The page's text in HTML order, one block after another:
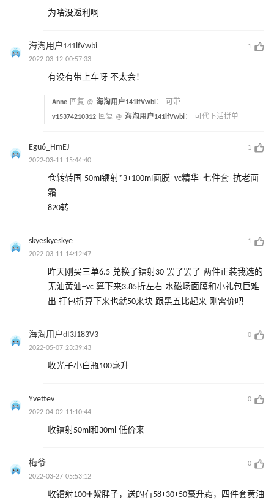
为啥没返利啊
海淘用户141lfVwbi
1
2022-03-12 00:57:33
有没有带上车呀 不太会！
Anne 回复 @ 海淘用户141lfVwbi：
可带
v15374210312 回复 @ 海淘用户141lfVwbi： 可代下活拼单
Egu6_HmEJ
1
2022-03-11 15:44:40
仓转转国 50ml镭射*3+100ml面膜+vc精华+七件套+抗老面
霜
820转
skyeskyeskye
1
2022-03-11 14:12:47
昨天刚买三单6.5 兑换了镭射30 罢了罢了 两件正装我选的
无油黄油+vc 算下来3.85折左右 水磁场面膜和小礼包巨难
出 打包折算下来也就50来块 跟黑五比起来 刚需价吧
海淘用户dI3J183V3
0
2022-05-07 23:39:43
收光子小白瓶100毫升
Yvettev
0
2022-04-02 11:10:44
收镭射50ml和30ml 低价来
梅爷
0
2022-03-27 05:53:12
收镭射100➕紫胖子，送的有58+30+50毫升霜，四件套黄油